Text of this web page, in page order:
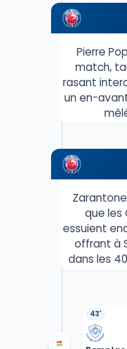
Pierre
match,
rasant
un en-
que les
essuient
offrant à
dans les
43'